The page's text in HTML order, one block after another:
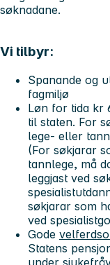
søknadane.
Vi tilbyr:
Spanande og
fagmiljø
Løn for tida kr
til staten. For
lege- eller
(For søkjarar
tannlege, må
leggjast ved
søkjarar som
ved
Gode
Statens